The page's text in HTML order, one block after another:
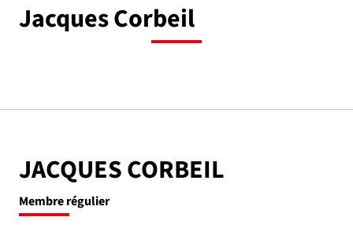
Jacques Corbeil
JACQUES CORBEIL
Membre régulier